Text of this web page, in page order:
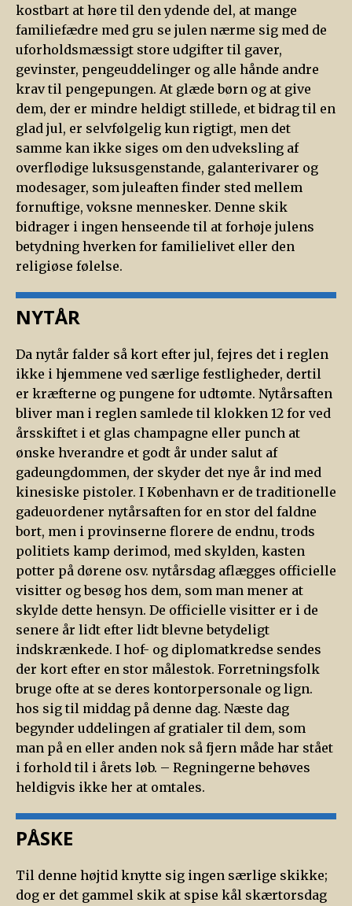
kostbart at høre til den ydende del, at mange
familiefædre med gru se julen nærme sig med de
uforholdsmæssigt store udgifter til gaver,
gevinster, pengeuddelinger og alle hånde andre
krav til pengepungen. At glæde børn og at give
dem, der er mindre heldigt stillede, et bidrag til en
glad jul, er selvfølgelig kun rigtigt, men det
samme kan ikke siges om den udveksling af
overflødige luksusgenstande, galanterivarer og
modesager, som juleaften finder sted mellem
fornuftige, voksne mennesker. Denne skik
bidrager i ingen henseende til at forhøje julens
betydning hverken for familielivet eller den
religiøse følelse.
NYTÅR
Da nytår falder så kort efter jul, fejres det i reglen
ikke i hjemmene ved særlige festligheder, dertil
er kræfterne og pungene for udtømte. Nytårsaften
bliver man i reglen samlede til klokken 12 for ved
årsskiftet i et glas champagne eller punch at
ønske hverandre et godt år under salut af
gadeungdommen, der skyder det nye år ind med
kinesiske pistoler. I København er de traditionelle
gadeuordener nytårsaften for en stor del faldne
bort, men i provinserne florere de endnu, trods
politiets kamp derimod, med skylden, kasten
potter på dørene osv. nytårsdag aflægges officielle
visitter og besøg hos dem, som man mener at
skylde dette hensyn. De officielle visitter er i de
senere år lidt efter lidt blevne betydeligt
indskrænkede. I hof- og diplomatkredse sendes
der kort efter en stor målestok. Forretningsfolk
bruge ofte at se deres kontorpersonale og lign.
hos sig til middag på denne dag. Næste dag
begynder uddelingen af gratialer til dem, som
man på en eller anden nok så fjern måde har stået
i forhold til i årets løb. – Regningerne behøves
heldigvis ikke her at omtales.
PÅSKE
Til denne højtid knytte sig ingen særlige skikke;
dog er det gammel skik at spise kål skærtorsdag